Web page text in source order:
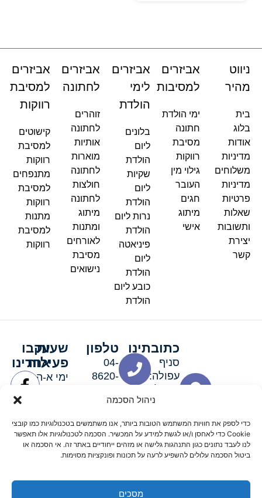
ניהול הסכמה
כדי לספק את חוויות המשתמש הטובות ביותר, אנו משתמשים בטכנולוגיות כמו קובצי
Cookie כדי לאחסן ו/או לגשת למידע על המכשיר. הסכמה לטכנולוגיות אלו תאפשר
לנו לעבד נתונים כגון התנהגות גלישה או מזהים ייחודיים באתר זה. אי הסכמה או
ביטול הסכמה עלולים להשפיע לרעה על תכונות ופונקציות מסוימות.
מסכים
ניווט
מהיר
בית
בלוג
אודות
מדיניות
משלוחים
מדיניות
פרטיות
שאלות
ותשובות
יצירת
קשר
אביזרים
למסיבות
ימי הולדת
חתונה
מסיבת
רווקות
גילוי מין
העובר
חגים
מיתוג
אישי
אביזרים
לימי
הולדת
בלונים
ליום
הולדת
שקיות
ליום
הולדת
נרות ליום
הולדת
פיניאטה
ליום
הולדת
כובע ליום
הולדת
אביזרים
לחתונה
זוהרים
לחתונה
אותיות
מוארות
לחתונה
חולצות
לחתונה
מיתוג
ומתנות
לאורחים
מסיבת
נישואים
אביזרים
למסיבת
רווקות
קישוטים
למסיבת
רווקות
מתנפחים
למסיבת
רווקות
מתנות
למסיבת
רווקות
כתובתינו
סניף
עפולה:
סניף מגדל
האלה 19
טלפון
04-
8620-
שעות
פעילות
ימי א-ה:
ימי שישי
וערבי חג:
8:30-
15:00
עקבו
אחרינו